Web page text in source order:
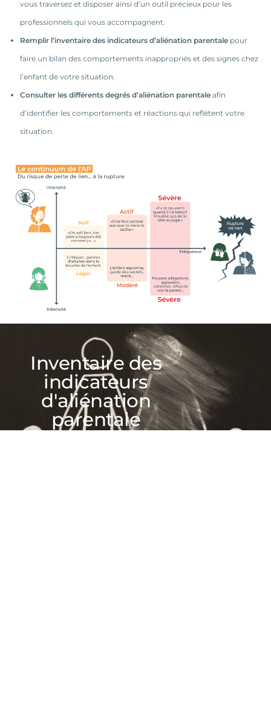
vous traversez et disposer ainsi d’un outil précieux pour les
professionnels qui vous accompagnent.
Remplir l’inventaire des indicateurs d’aliénation parentale pour
faire un bilan des comportements inappropriés et des signes chez
l’enfant de votre situation.
Consulter les différents degrés d’aliénation parentale afin
d’identifier les comportements et réactions qui reflètent votre
situation.
Inventaire des
indicateurs
d'aliénation
parentale